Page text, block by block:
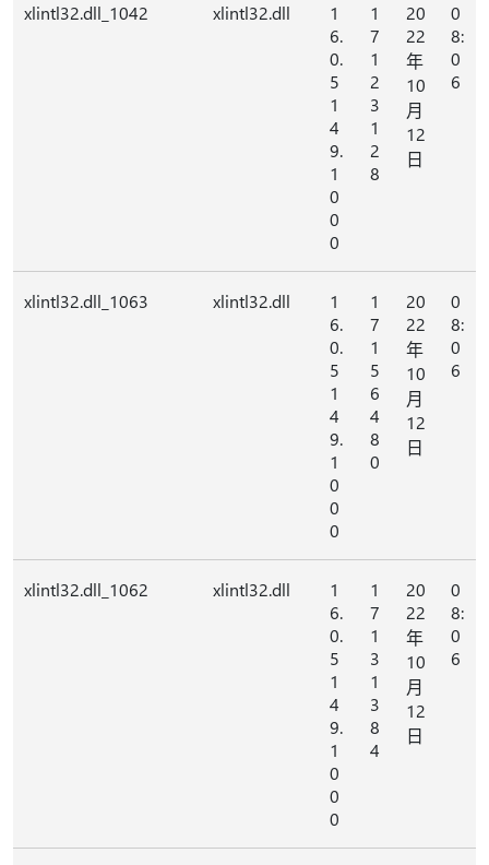
xlintl32.dll_1042 xlintl32.dll
1
6.
0.
5
1
4
9.
1
0
0
0
1
7
1
2
3
1
2
8
20
22
年
10
月
12
日
0
8:
0
6
xlintl32.dll_1063 xlintl32.dll
1
6.
0.
5
1
4
9.
1
0
0
0
1
7
1
5
6
4
8
0
20
22
年
10
月
12
日
0
8:
0
6
xlintl32.dll_1062 xlintl32.dll
1
6.
0.
5
1
4
9.
1
0
0
0
1
7
1
3
1
3
8
4
20
22
年
10
月
12
日
0
8:
0
6